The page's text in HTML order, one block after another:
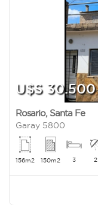
U$S 30.500
Rosario, Santa Fe
Garay 5800
156m2 150m2 3 2